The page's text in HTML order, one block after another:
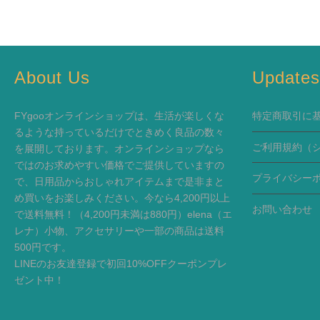
About Us
FYgooオンラインショップは、生活が楽しくな
るような持っているだけでときめく良品の数々
を展開しております。オンラインショップなら
ではのお求めやすい価格でご提供していますの
で、日用品からおしゃれアイテムまで是非まと
め買いをお楽しみください。今なら4,200円以上
で送料無料！（4,200円未満は880円）elena（エ
レナ）小物、アクセサリーや一部の商品は送料
500円です。
LINEのお友達登録で初回10%OFFクーポンプレ
ゼント中！
Updates
特定商取引に
ご利用規約 （
プライバシー
お問い合わせ